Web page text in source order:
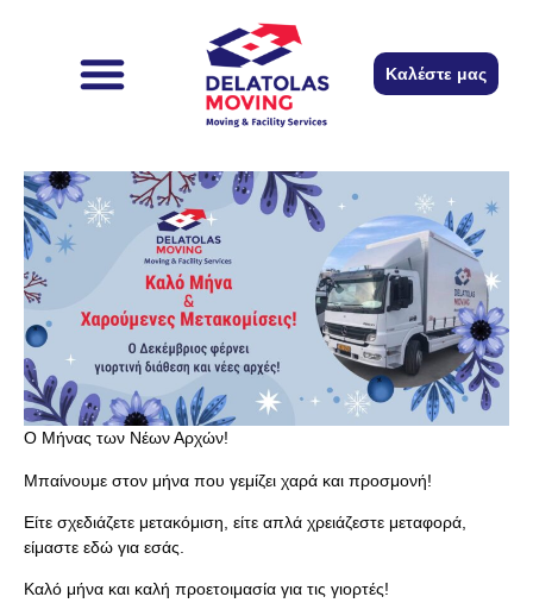
Καλέστε μας
Ο Μήνας των Νέων Αρχών!
Μπαίνουμε στον μήνα που γεμίζει χαρά και προσμονή!
Είτε σχεδιάζετε μετακόμιση, είτε απλά χρειάζεστε μεταφορά,
είμαστε εδώ για εσάς.
Καλό μήνα και καλή προετοιμασία για τις γιορτές!